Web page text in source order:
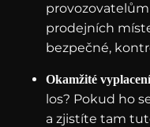
prodejních
bezpečné,
Okamžité vyplacení
los? Pokud ho
a zjistíte tam